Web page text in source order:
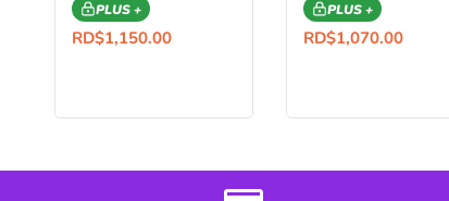
PLUS +
RD$1,150.00
PLUS +
RD$1,070.00